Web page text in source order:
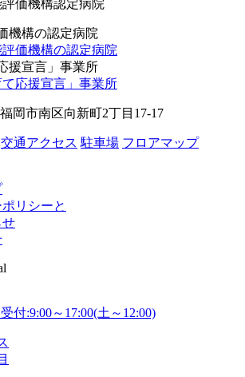
価機構認定病院
価機構の認定病院
応援宣言」事業所
岡市南区向新町2丁目17-17
交通アクセス 駐車場 フロアマップ
リシーと
せ
受付:9:00～17:00(土～12:00)